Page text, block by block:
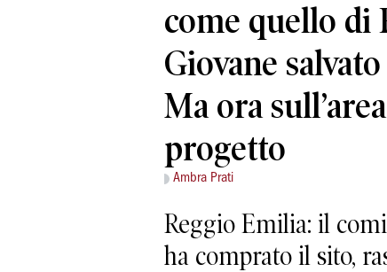
come quello di
Giovane
Ma ora
progetto
Ambra Prati
Reggio Emilia: il
ha comprato il sito,